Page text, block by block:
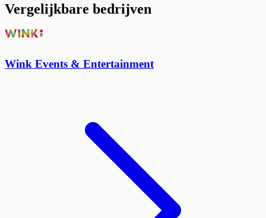
Vergelijkbare bedrijven
Wink Events & Entertainment